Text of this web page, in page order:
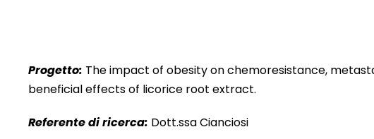
Progetto: The impact of obesity on chemoresistance,
beneficial effects of licorice root extract.
Referente di ricerca: Dott.ssa Cianciosi